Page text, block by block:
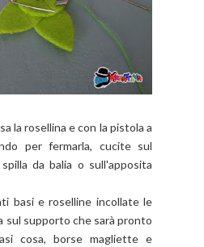
la rosellina e con la pistola a
per fermarla, cucite sul
da balia o sull'apposita
basi e roselline incollate le
sul supporto che sarà pronto
cosa, borse magliette e